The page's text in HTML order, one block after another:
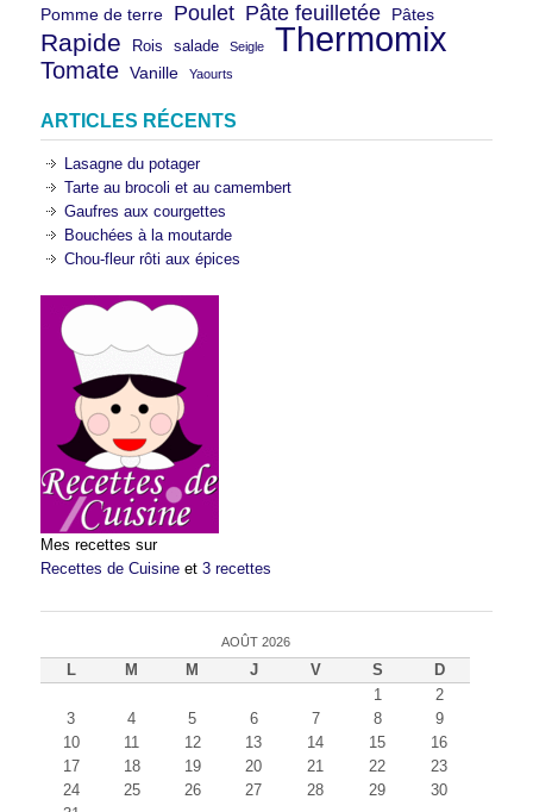
Pomme de terre Poulet Pâte feuilletée Pâtes
Rapide Rois salade Seigle Thermomix
Tomate Vanille Yaourts
ARTICLES RÉCENTS
Lasagne du potager
Tarte au brocoli et au camembert
Gaufres aux courgettes
Bouchées à la moutarde
Chou-fleur rôti aux épices
Mes recettes sur
Recettes de Cuisine et 3 recettes
AOÛT 2026
L M M J V S
D
1
2
3
4 5 6 7 8
9
10
11 12 13 14 15
16
17
18 19 20 21 22
23
24
25 26 27 28 29
30